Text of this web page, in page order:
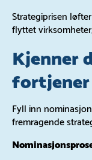
Strategiprisen
flyttet
Kjenner
fortjener
Fyll inn
fremragende